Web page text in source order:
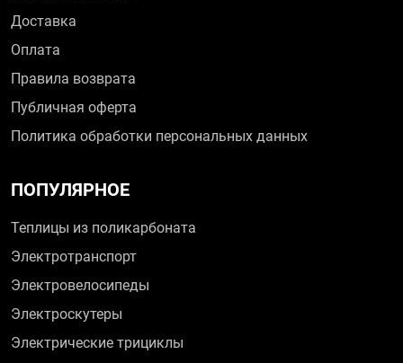
Доставка
Оплата
Правила возврата
Публичная оферта
Политика обработки персональных данных
ПОПУЛЯРНОЕ
Теплицы из поликарбоната
Электротранспорт
Электровелосипеды
Электроскутеры
Электрические трициклы